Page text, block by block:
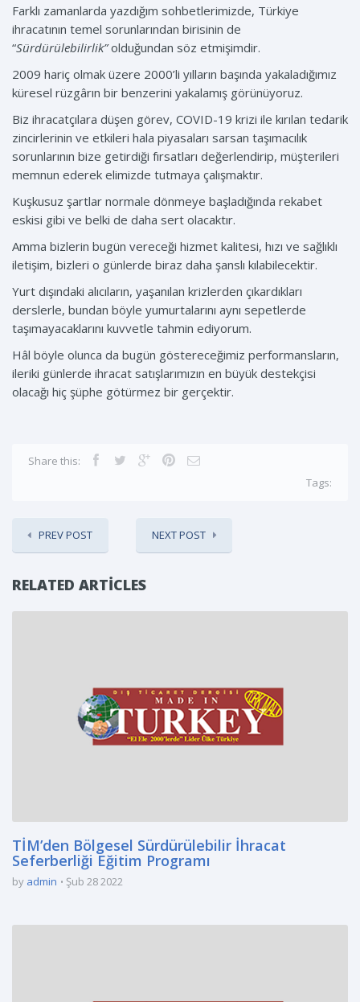
Farklı zamanlarda yazdığım sohbetlerimizde, Türkiye
ihracatının temel sorunlarından birisinin de
“Sürdürülebilirlik”olduğundan söz etmişimdir.
2009 hariç olmak üzere 2000’li yılların başında yakaladığımız
küresel rüzgârın bir benzerini yakalamış görünüyoruz.
Biz ihracatçılara düşen görev, COVID-19 krizi ile kırılan tedarik
zincirlerinin ve etkileri hala piyasaları sarsan taşımacılık
sorunlarının bize getirdiği fırsatları değerlendirip, müşterileri
memnun ederek elimizde tutmaya çalışmaktır.
Kuşkusuz şartlar normale dönmeye başladığında rekabet
eskisi gibi ve belki de daha sert olacaktır.
Amma bizlerin bugün vereceği hizmet kalitesi, hızı ve sağlıklı
iletişim, bizleri o günlerde biraz daha şanslı kılabilecektir.
Yurt dışındaki alıcıların, yaşanılan krizlerden çıkardıkları
derslerle, bundan böyle yumurtalarını aynı sepetlerde
taşımayacaklarını kuvvetle tahmin ediyorum.
Hâl böyle olunca da bugün göstereceğimiz performansların,
ileriki günlerde ihracat satışlarımızın en büyük destekçisi
olacağı hiç şüphe götürmez bir gerçektir.
Share this:
Tags:
PREV POST NEXT POST
RELATED ARTICLES
TİM’den Bölgesel Sürdürülebilir İhracat
Seferberliği Eğitim Programı
by admin Şub 28 2022